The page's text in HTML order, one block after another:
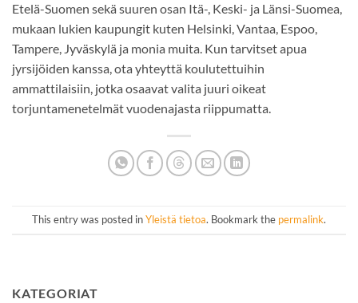
Etelä-Suomen sekä suuren osan Itä-, Keski- ja Länsi-Suomea,
mukaan lukien kaupungit kuten Helsinki, Vantaa, Espoo,
Tampere, Jyväskylä ja monia muita. Kun tarvitset apua
jyrsijöiden kanssa, ota yhteyttä koulutettuihin
ammattilaisiin, jotka osaavat valita juuri oikeat
torjuntamenetelmät vuodenajasta riippumatta.
This entry was posted inYleistä tietoa. Bookmark the permalink.
KATEGORIAT